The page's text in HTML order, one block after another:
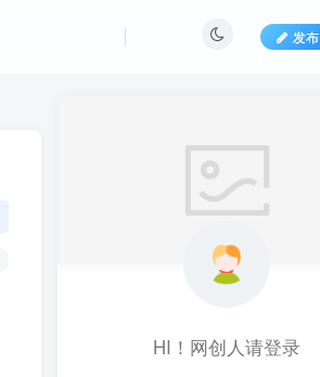
发布
HI！网创人请登录